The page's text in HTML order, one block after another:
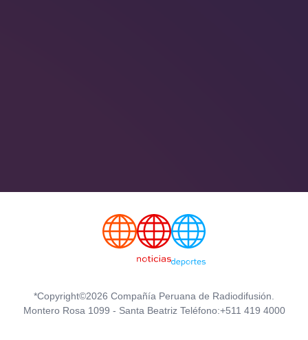
*Copyright©2026 Compañía Peruana de Radiodifusión.
Montero Rosa 1099 - Santa Beatriz Teléfono:+511 419 4000